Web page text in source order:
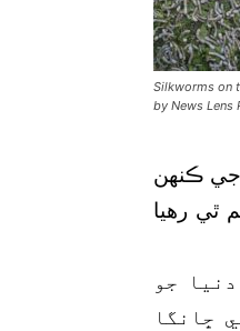
Silkworms on
by News Lens
جي ڪنهن
ٿي رهيا
جو
ڇانگا